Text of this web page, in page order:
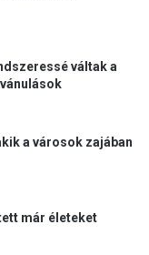
váltak a
a városok zajában
már életeket